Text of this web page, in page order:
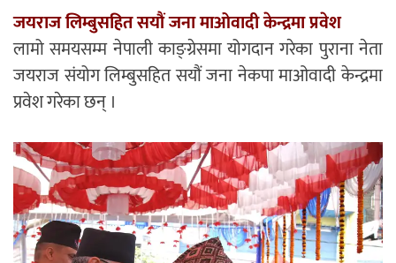
जयराज लिम्बुसहित सयौं जना माओवादी केन्द्रमा प्रवेश
लामो समयसम्म नेपाली काङ्ग्रेसमा योगदान गरेका पुराना नेता
जयराज संयोग लिम्बुसहित सयौं जना नेकपा माओवादी केन्द्रमा
प्रवेश गरेका छन् ।